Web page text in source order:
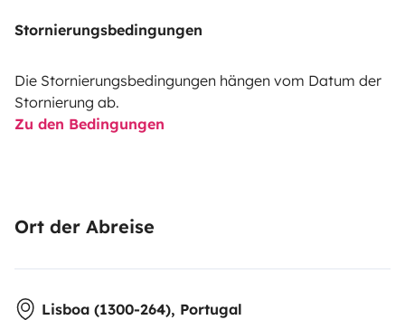
Stornierungsbedingungen
Die Stornierungsbedingungen hängen vom Datum der
Stornierung ab.
Zu den Bedingungen
Ort der Abreise
Lisboa (1300-264), Portugal